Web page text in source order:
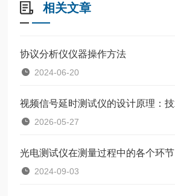
相关文章
协议分析仪仪器操作方法
2024-06-20
2026-05-27
光电测试仪在测量过程中的各个环节
2024-09-03